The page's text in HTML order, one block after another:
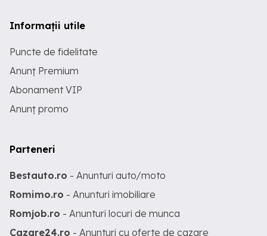
Informații utile
Puncte de fidelitate
Anunț Premium
Abonament VIP
Anunț promo
Parteneri
Bestauto.ro - Anunturi auto/moto
Romimo.ro - Anunturi imobiliare
Romjob.ro - Anunturi locuri de munca
Cazare24.ro - Anunturi cu oferte de cazare